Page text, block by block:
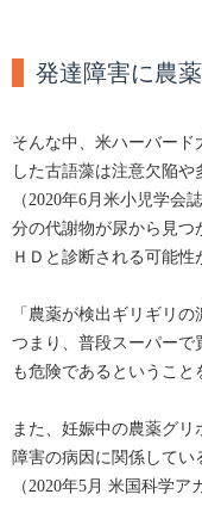
発達障害に農
そんな中、米ハーバード
した古語藻は注意欠陥や
（2020年6月米小児学
分の代謝物が尿から見つ
ＨＤと診断される可能性
「農薬が検出ギリギリ
つまり、普段スーパーで
も危険であるということ
また、妊娠中の農薬グ
障害の病因に関係してい
（2020年5月 米国科学